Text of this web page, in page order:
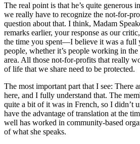
The real point is that he’s quite generous
we really have to recognize the not-for-
question about that. I think, Madam
remarks earlier, your response as our
the time you spent—I believe it was a
people, whether it’s people working in
area. All those not-for-profits that really
of life that we share need to be protected.
The most important part that I see: There
here, and I fully understand that. The
quite a bit of it was in French, so I didn’t
have the advantage of translation at the
well has worked in community-based
of what she speaks.